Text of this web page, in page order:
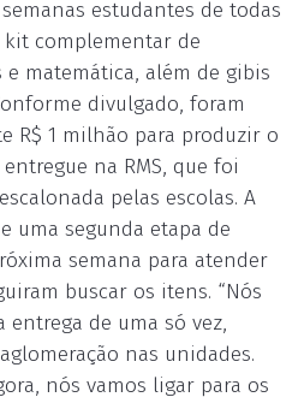
estudantes de todas
kit complementar de
matemática, além de gibis
divulgado, foram
R$ 1 milhão para produzir o
na RMS, que foi
pelas escolas. A
uma segunda etapa de
semana para atender
buscar os itens. “Nós
de uma só vez,
nas unidades.
nós vamos ligar para os